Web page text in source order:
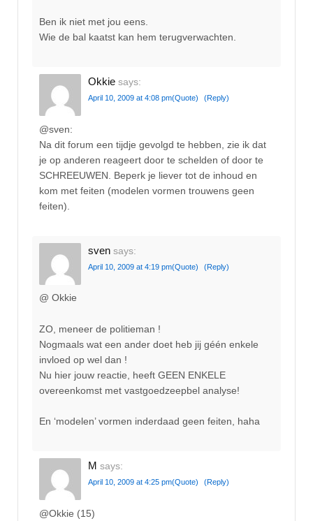
Ben ik niet met jou eens.
Wie de bal kaatst kan hem terugverwachten.
Okkie says:
April 10, 2009 at 4:08 pm(Quote) (Reply)
@sven:
Na dit forum een tijdje gevolgd te hebben, zie ik dat
je op anderen reageert door te schelden of door te
SCHREEUWEN. Beperk je liever tot de inhoud en
kom met feiten (modelen vormen trouwens geen
feiten).
sven says:
April 10, 2009 at 4:19 pm(Quote) (Reply)
@ Okkie
ZO, meneer de politieman !
Nogmaals wat een ander doet heb jij géén enkele
invloed op wel dan !
Nu hier jouw reactie, heeft GEEN ENKELE
overeenkomst met vastgoedzeepbel analyse!
En ‘modelen’ vormen inderdaad geen feiten, haha
M says:
April 10, 2009 at 4:25 pm(Quote) (Reply)
@Okkie (15)